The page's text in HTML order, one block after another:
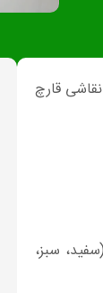
قارچ
سبز،